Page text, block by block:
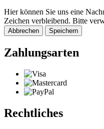
Hier können Sie uns eine
Zeichen verbleibend. Bitte
Abbrechen Speichern
Zahlungsarten
Rechtliches